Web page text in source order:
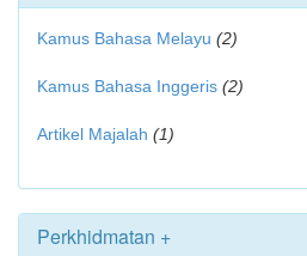
Kamus Bahasa Melayu (2)
Kamus Bahasa Inggeris (2)
Artikel Majalah (1)
Perkhidmatan +